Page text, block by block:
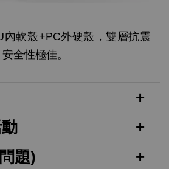
軟殼+PC外硬殼，雙層抗震
全性極佳。
題)